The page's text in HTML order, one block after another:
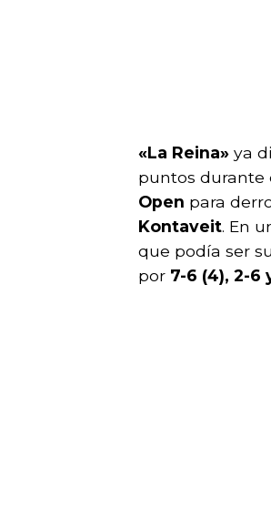
«La Reina» ya
puntos durante
Open para
Kontaveit. En
que podía ser
por 7-6 (4), 2-6